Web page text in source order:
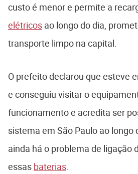
custo é menor e permite a
elétricos ao longo do dia,
transporte limpo na capital.
O prefeito declarou que esteve
e conseguiu visitar o
funcionamento e acredita ser
sistema em São Paulo ao longo
ainda há o problema de ligação
essas baterias.